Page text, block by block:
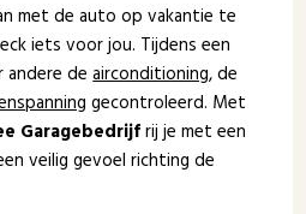
met de auto op vakantie te
iets voor jou. Tijdens een
andere deairconditioning, de
gecontroleerd. Met
Garagebedrijfrij je met een
veilig gevoel richting de